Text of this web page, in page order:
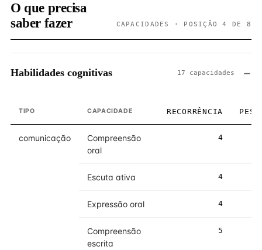
O que precisa
saber fazer
CAPACIDADES · POSIÇÃO 4 DE 8
Habilidades cognitivas 17 capacidades
TIPO CAPACIDADE RECORRÊNCIA PESO
comunicação
Compreensão
oral
4
Escuta ativa 4
Expressão oral 4
Compreensão
escrita
5